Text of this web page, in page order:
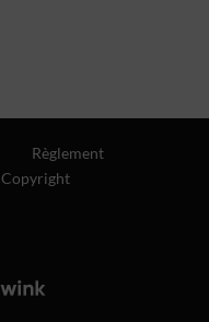
Règlement
Copyright